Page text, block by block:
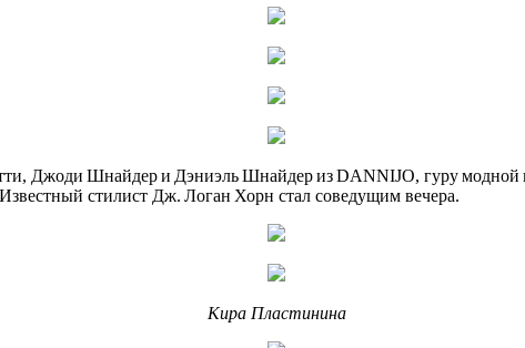
Джоди Шнайдер и Дэниэль Шнайдер из DANNIJO, гуру модной
стилист Дж. Логан Хорн стал соведущим вечера.
Кира Пластинина